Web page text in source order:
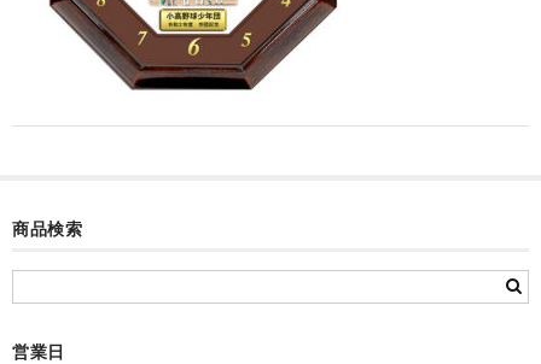
目覚まし時計(個別)
お絵かきギャラリープラス(絵＋個別)
制服メモリー
商品検索
営業日